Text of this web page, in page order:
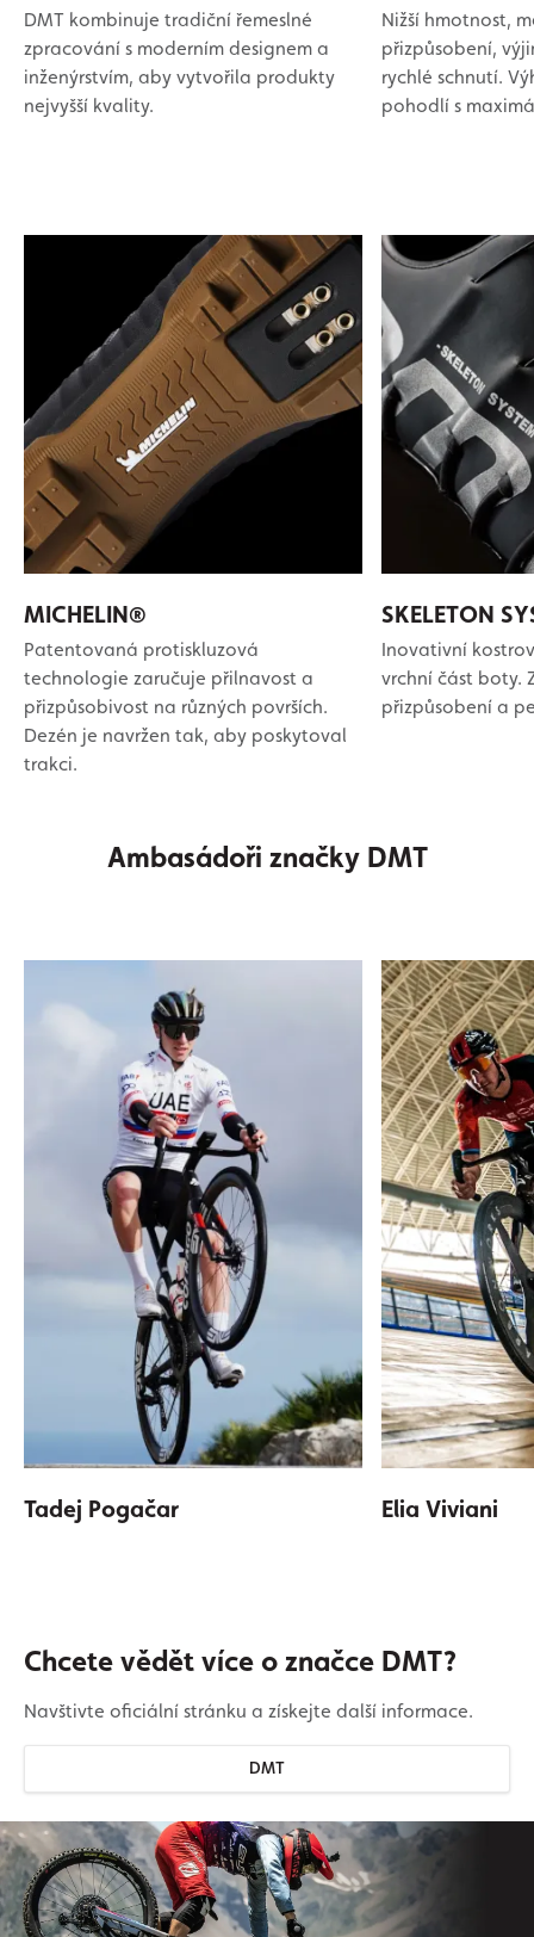
DMT kombinuje tradiční řemeslné
zpracování s moderním designem a
inženýrstvím, aby vytvořila produkty
nejvyšší kvality.
Nižší hmotnost,
přizpůsobení,
rychlé schnutí.
pohodlí s
MICHELIN®
Patentovaná protiskluzová
technologie zaručuje přilnavost a
přizpůsobivost na různých površích.
Dezén je navržen tak, aby poskytoval
trakci.
SKELETON
Inovativní
vrchní část boty.
přizpůsobení a
Ambasádoři značky DMT
Tadej Pogačar Elia Viviani
Chcete vědět více o značce DMT?
Navštivte oficiální stránku a získejte další informace.
DMT